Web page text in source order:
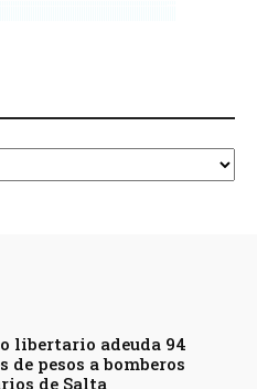
libertario adeuda 94
de pesos a bomberos
de Salta